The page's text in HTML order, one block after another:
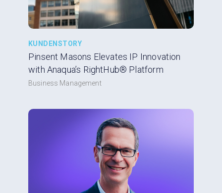
KUNDENSTORY
Pinsent Masons Elevates IP Innovation
with Anaqua’s RightHub® Platform
Business Management